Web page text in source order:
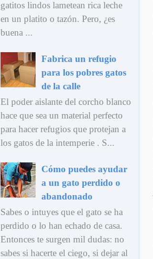
gatitos lindos lametean rica leche
en un platito o tazón. Pero, ¿es
buena ...
Fabrica un refugio
para los pobres gatos
de la calle
El poder aislante del corcho blanco
hace que sea un material perfecto
para hacer refugios que protejan a
los gatos de la intemperie . S...
Cómo puedes ayudar
a un gato perdido o
abandonado
Sabes o intuyes que el gato se ha
perdido o lo han echado de casa.
Entonces te surgen mil dudas: no
sabes si hacerte el ciego, si dejar al